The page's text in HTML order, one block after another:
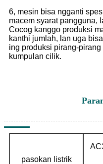
6, mesin bisa ngganti
macem syarat pangguna,
Cocog kanggo produksi
kanthi jumlah, lan uga
ing produksi pirang-
kumpulan cilik.
pasokan listrik